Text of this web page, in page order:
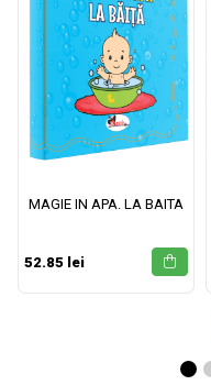
MAGIE IN APA. LA BAITA
52.85 lei